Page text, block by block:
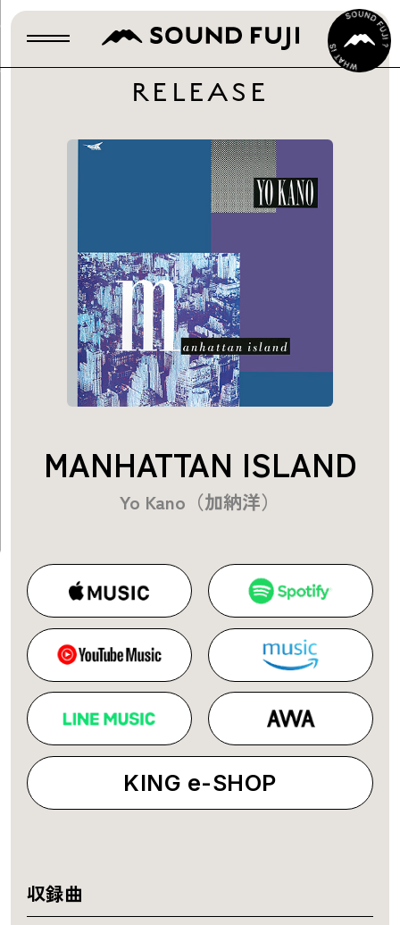
RELEASE
MANHATTAN ISLAND
Yo Kano（加納洋）
KING e-SHOP
収録曲